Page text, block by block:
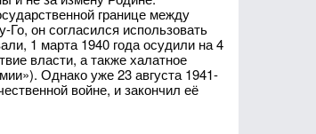
границе между
он согласился использовать
1 марта 1940 года осудили на 4
власти, а также халатное
Однако уже 23 августа 1941-
войне, и закончил её